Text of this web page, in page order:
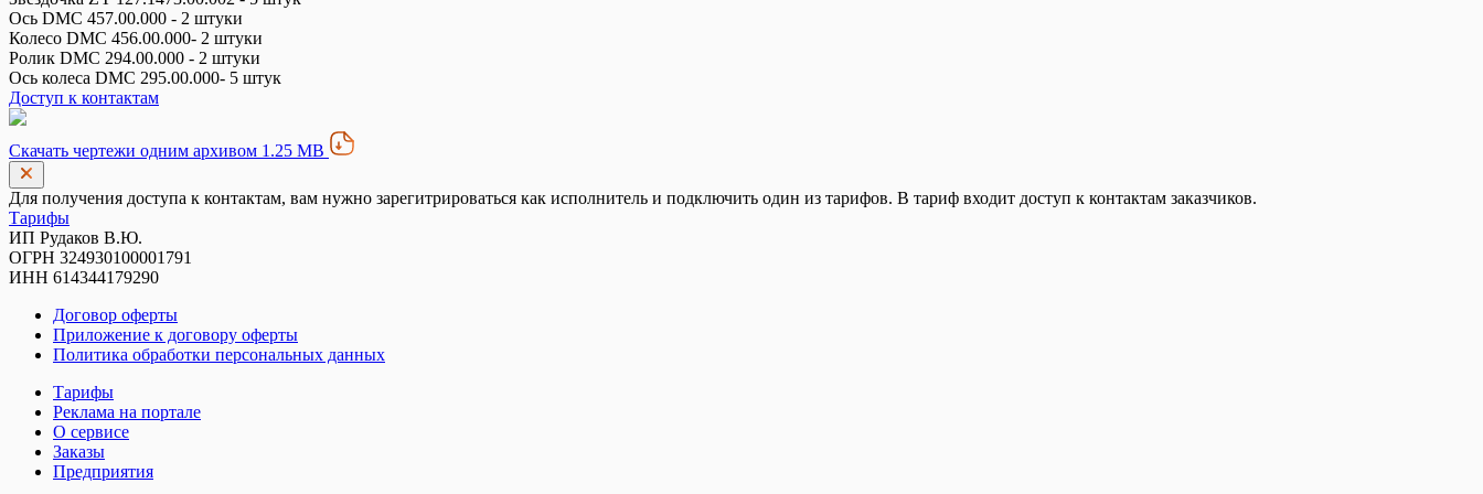
Ось DMC 457.00.000 - 2 штуки
Колесо DMC 456.00.000- 2 штуки
Ролик DMC 294.00.000 - 2 штуки
Ось колеса DMC 295.00.000- 5 штук
Доступ к контактам
Скачать чертежи одним архивом 1.25 MB
Для получения доступа к контактам, вам нужно зарегитрироваться как исполнитель и подключить один из тарифов. В тариф входит доступ к контактам заказчиков.
Тарифы
ИП Рудаков В.Ю.
ОГРН 324930100001791
ИНН 614344179290
Договор оферты
Приложение к договору оферты
Политика обработки персональных данных
Тарифы
Реклама на портале
О сервисе
Заказы
Предприятия